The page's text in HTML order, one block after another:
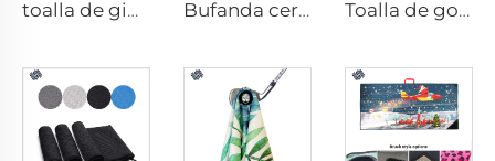
toalla de gimnasio con bolsillo Bufanda cervical Toalla de golf impresa